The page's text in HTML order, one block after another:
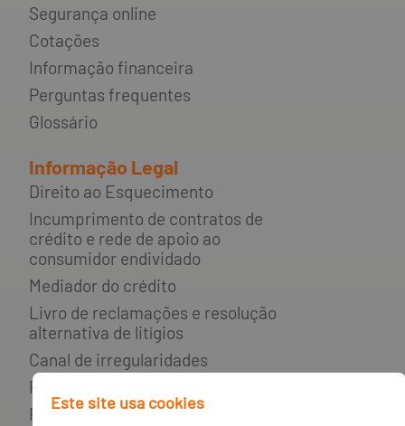
Segurança online
Cotações
Informação financeira
Perguntas frequentes
Glossário
Informação Legal
Direito ao Esquecimento
Incumprimento de contratos de
crédito e rede de apoio ao
consumidor endividado
Mediador do crédito
Livro de reclamações e resolução
alternativa de litígios
Canal de irregularidades
Política de privacidade
Política de cookies
Este site usa cookies